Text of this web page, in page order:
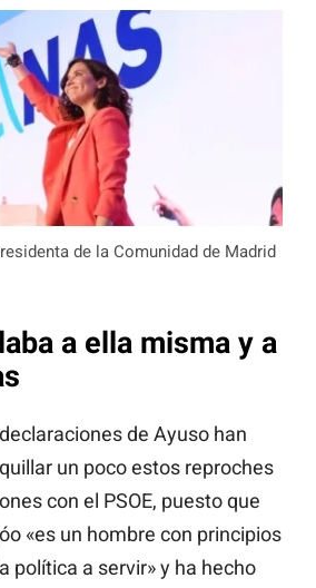
de la Comunidad de Madrid
a ella misma y a
de Ayuso han
un poco estos reproches
con el PSOE, puesto que
«es un hombre con principios
política a servir» y ha hecho